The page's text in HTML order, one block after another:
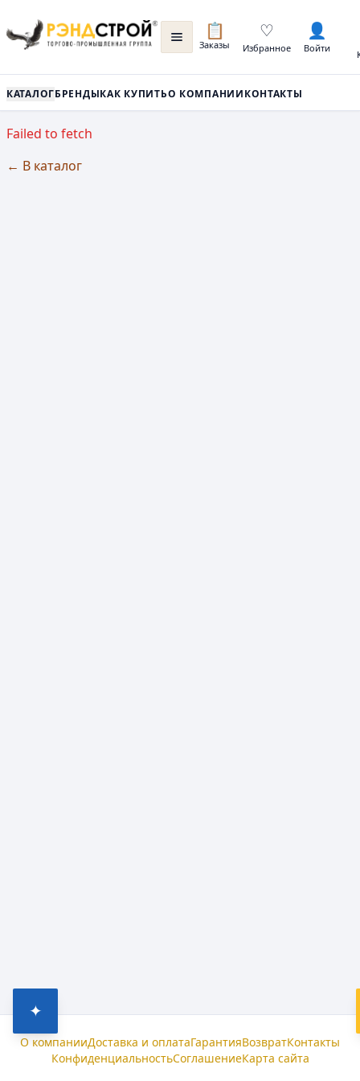
📋
Заказы
♡
Избранное
👤
Войти
КАТАЛОГБРЕНДЫКАК КУПИТЬО КОМПАНИИКОНТАКТЫ
Failed to fetch
← В каталог
✦
О компанииДоставка и оплатаГарантияВозвратКонтакты
КонфиденциальностьСоглашениеКарта сайта